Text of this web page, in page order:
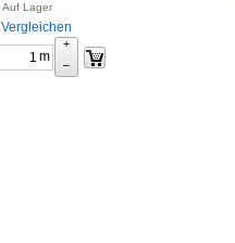
Auf Lager
Vergleichen
m
+
–